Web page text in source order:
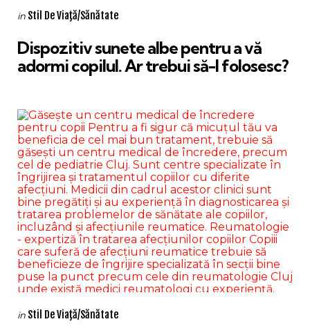
Categories
Posted
in Stil De Viaţă/Sănătate
Dispozitiv sunete albe pentru a vă
adormi copilul. Ar trebui să-l folosesc?
Categories
Posted
in Stil De Viaţă/Sănătate